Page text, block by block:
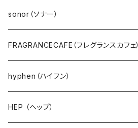
sonor（ソナー）
FRAGRANCECAFE（フレグランスカフェ）
hyphen（ハイフン）
HEP （ヘップ）